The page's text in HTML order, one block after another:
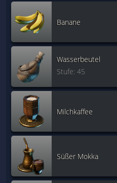
Banane
Wasserbeutel
Stufe: 45
Milchkaffee
Süßer Mokka